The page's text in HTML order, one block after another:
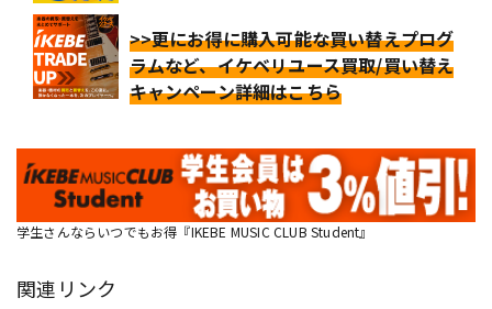
>>更にお得に購入可能な買い替えプログ
ラムなど、イケベリユース買取/買い替え
キャンペーン詳細はこちら
学生さんならいつでもお得『IKEBE MUSIC CLUB Student』
関連リンク